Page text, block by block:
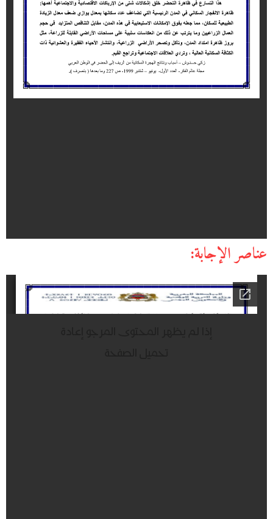
عناصر الإجابة: